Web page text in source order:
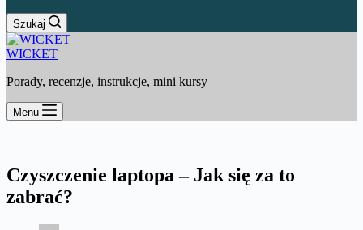
Szukaj
WICKET
Porady, recenzje, instrukcje, mini kursy
Menu
Czyszczenie laptopa – Jak się za to
zabrać?